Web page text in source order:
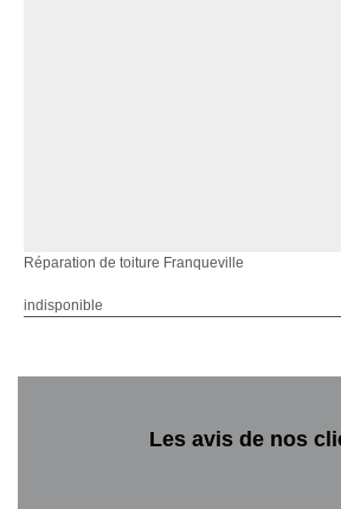
Réparation de toiture Franqueville
indisponible
Les avis de nos